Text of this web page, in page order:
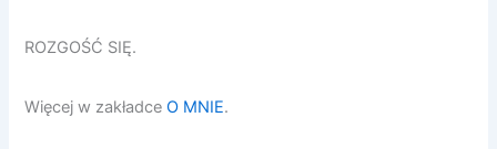
ROZGOŚĆ SIĘ.
Więcej w zakładceO MNIE.